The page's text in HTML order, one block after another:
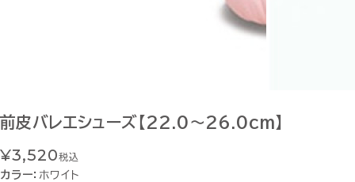
前皮バレエシューズ【22.0～26.0cm】
¥3,520税込
カラー： ホワイト